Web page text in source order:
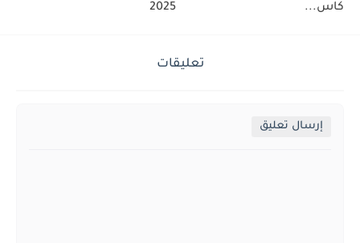
كاس...
2025
تعليقات
إرسال تعليق